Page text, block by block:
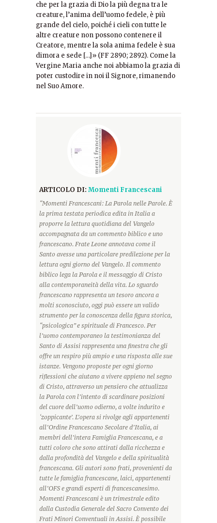
che per la grazia di Dio la più degna tra le
creature, l’anima dell’uomo fedele, è più
grande del cielo, poiché i cieli con tutte le
altre creature non possono contenere il
Creatore, mentre la sola anima fedele è sua
dimora e sede […]» (FF 2890; 2892). Come la
Vergine Maria anche noi abbiamo la grazia di
poter custodire in noi il Signore, rimanendo
nel Suo Amore.
ARTICOLO DI: Momenti Francescani
“Momenti Francescani: La Parola nelle Parole. È
la prima testata periodica edita in Italia a
proporre la lettura quotidiana del Vangelo
accompagnata da un commento biblico e uno
francescano. Frate Leone annotava come il
Santo avesse una particolare predilezione per la
lettura ogni giorno del Vangelo. Il commento
biblico lega la Parola e il messaggio di Cristo
alla contemporaneità della vita. Lo sguardo
francescano rappresenta un tesoro ancora a
molti sconosciuto, oggi può essere un valido
strumento per la conoscenza della figura storica,
“psicologica” e spirituale di Francesco. Per
l’uomo contemporaneo la testimonianza del
Santo di Assisi rappresenta una finestra che gli
offre un respiro più ampio e una risposta alle sue
istanze. Vengono proposte per ogni giorno
riflessioni che aiutano a vivere appieno nel segno
di Cristo, attraverso un pensiero che attualizza
la Parola con l’intento di scardinare posizioni
del cuore dell’uomo odierno, a volte indurito e
‘zoppicante’. L’opera si rivolge agli appartenenti
all’Ordine Francescano Secolare d’Italia, ai
membri dell’intera Famiglia Francescana, e a
tutti coloro che sono attirati dalla ricchezza e
dalla profondità del Vangelo e della spiritualità
francescana. Gli autori sono frati, provenienti da
tutte le famiglia francescane, laici, appartenenti
all’OFS e grandi esperti di francescanesimo.
Momenti Francescani è un trimestrale edito
dalla Custodia Generale del Sacro Convento dei
Frati Minori Conventuali in Assisi. È possibile